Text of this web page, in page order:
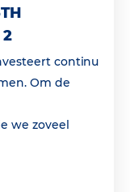
2
continu
Om de
we zoveel